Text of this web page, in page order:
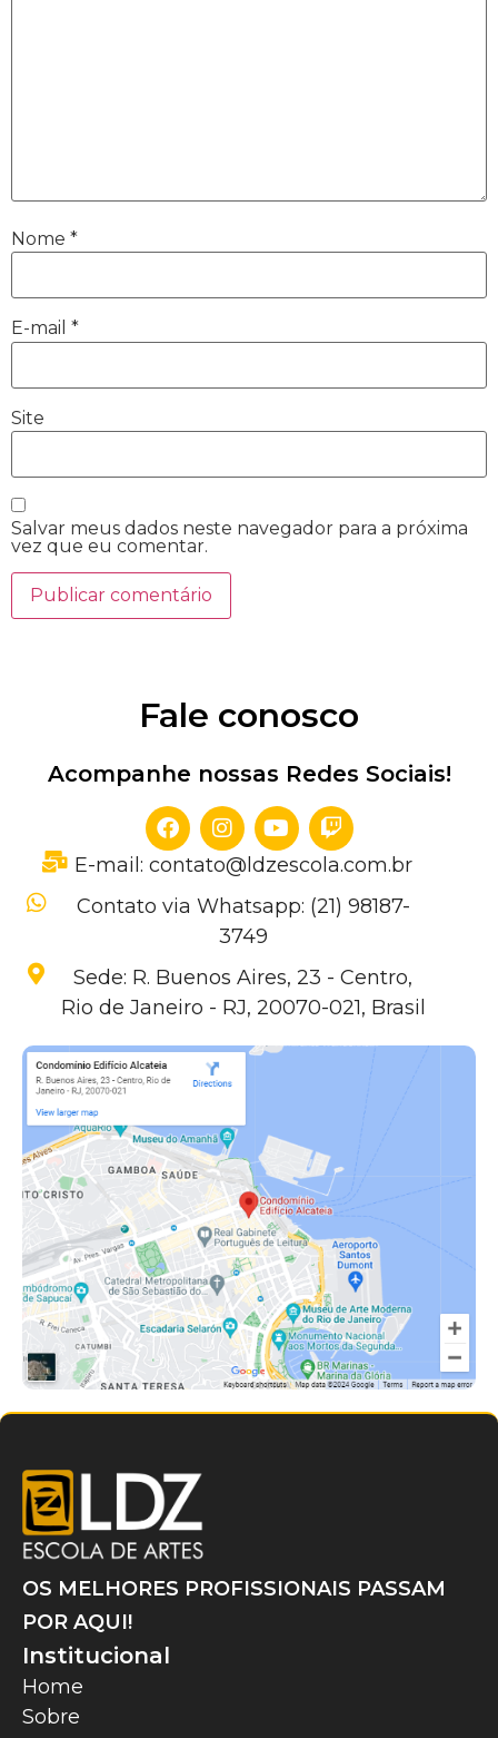
Nome *
E-mail *
Site
Salvar meus dados neste navegador para a próxima
vez que eu comentar.
Fale conosco
Acompanhe nossas Redes Sociais!
E-mail: contato@ldzescola.com.br
Contato via Whatsapp: (21) 98187-
3749
Sede: R. Buenos Aires, 23 - Centro,
Rio de Janeiro - RJ, 20070-021, Brasil
OS MELHORES PROFISSIONAIS PASSAM
POR AQUI!
Institucional
Home
Sobre